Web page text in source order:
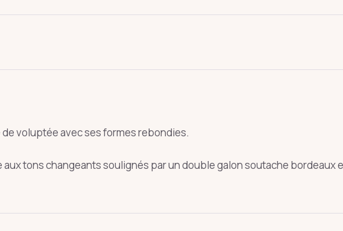
de voluptée avec ses formes rebondies.
aux tons changeants soulignés par un double galon soutache bordeaux